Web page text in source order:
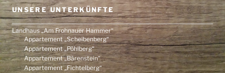
UNSERE UNTERKÜNFTE
Landhaus „Am Frohnauer Hammer“
Appartement „Scheibenberg“
Appartement „Pöhlberg“
Appartement „Bärenstein“
Appartement „Fichtelberg“